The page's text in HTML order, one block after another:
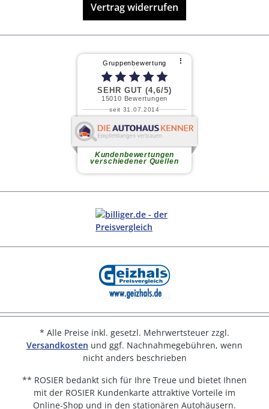
Vertrag widerrufen
* Alle Preise inkl. gesetzl. Mehrwertsteuer zzgl.
Versandkosten und ggf. Nachnahmegebühren, wenn
nicht anders beschrieben
** ROSIER bedankt sich für Ihre Treue und bietet Ihnen
mit der ROSIER Kundenkarte attraktive Vorteile im
Online-Shop und in den stationären Autohäusern.